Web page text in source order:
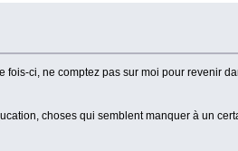
ci, ne comptez pas sur moi pour revenir
choses qui semblent manquer à un